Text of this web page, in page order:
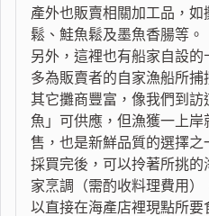
產外也販賣相關加工品，如
鬆、鮭魚鬆及墨魚香腸等。
另外，這裡也有船家自設的
多為販賣者的自家漁船所捕
其它攤商豐富，像我們到訪
魚」可供應，但漁獲一上岸
售，也是新鮮品質的選擇之
採買完後，可以拎著所挑的
家烹調（需酌收料理費用）
以直接在海產店裡現點所要